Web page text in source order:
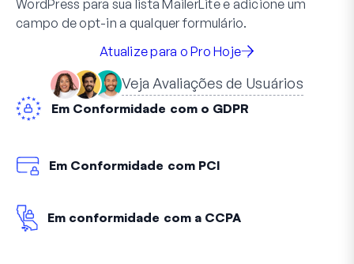
WordPress para sua lista MailerLite e adicione um
campo de opt-in a qualquer formulário.
Atualize para o Pro Hoje
Veja Avaliações de Usuários
Em Conformidade com o GDPR
Em Conformidade com PCI
Em conformidade com a CCPA